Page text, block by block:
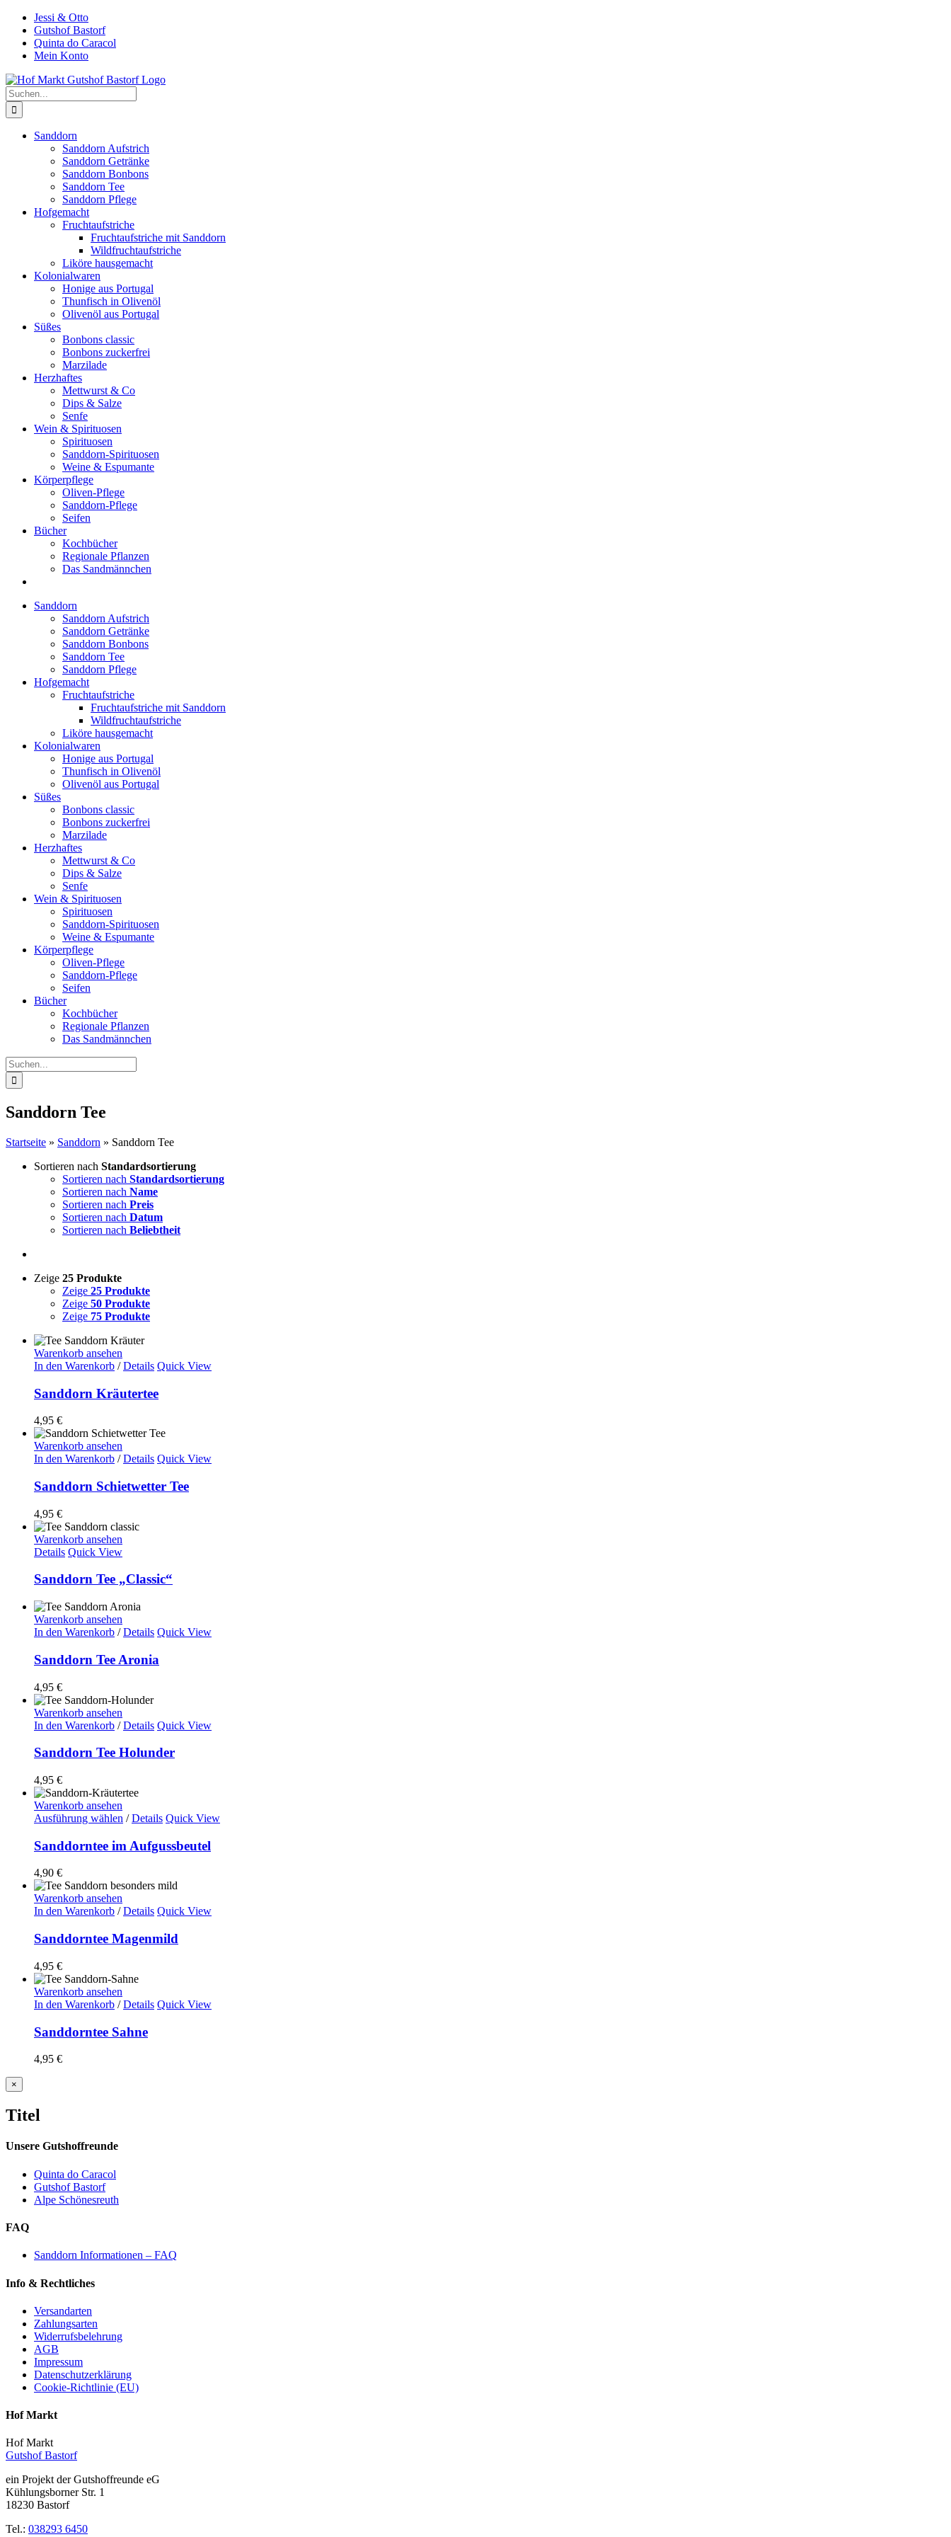
Zum
Inhalt
springen
Jessi & Otto
Gutshof Bastorf
Quinta do Caracol
Mein Konto
Suche
nach:
Sanddorn
Sanddorn Aufstrich
Sanddorn Getränke
Sanddorn Bonbons
Sanddorn Tee
Sanddorn Pflege
Hofgemacht
Fruchtaufstriche
Fruchtaufstriche mit Sanddorn
Wildfruchtaufstriche
Liköre hausgemacht
Kolonialwaren
Honige aus Portugal
Thunfisch in Olivenöl
Olivenöl aus Portugal
Süßes
Bonbons classic
Bonbons zuckerfrei
Marzilade
Herzhaftes
Mettwurst & Co
Dips & Salze
Senfe
Wein & Spirituosen
Spirituosen
Sanddorn-Spirituosen
Weine & Espumante
Körperpflege
Oliven-Pflege
Sanddorn-Pflege
Seifen
Bücher
Kochbücher
Regionale Pflanzen
Das Sandmännchen
Sanddorn
Sanddorn Aufstrich
Sanddorn Getränke
Sanddorn Bonbons
Sanddorn Tee
Sanddorn Pflege
Hofgemacht
Fruchtaufstriche
Fruchtaufstriche mit Sanddorn
Wildfruchtaufstriche
Liköre hausgemacht
Kolonialwaren
Honige aus Portugal
Thunfisch in Olivenöl
Olivenöl aus Portugal
Süßes
Bonbons classic
Bonbons zuckerfrei
Marzilade
Herzhaftes
Mettwurst & Co
Dips & Salze
Senfe
Wein & Spirituosen
Spirituosen
Sanddorn-Spirituosen
Weine & Espumante
Körperpflege
Oliven-Pflege
Sanddorn-Pflege
Seifen
Bücher
Kochbücher
Regionale Pflanzen
Das Sandmännchen
Suche
nach:
Sanddorn Tee
Startseite » Sanddorn » Sanddorn Tee
Sortieren nach Standardsortierung
Sortieren nach Standardsortierung
Sortieren nach Name
Sortieren nach Preis
Sortieren nach Datum
Sortieren nach Beliebtheit
Zeige 25 Produkte
Zeige 25 Produkte
Zeige 50 Produkte
Zeige 75 Produkte
Warenkorb ansehen
In den Warenkorb / Details Quick View
Sanddorn Kräutertee
4,95 €
Warenkorb ansehen
In den Warenkorb / Details Quick View
Sanddorn Schietwetter Tee
4,95 €
Warenkorb ansehen
Details Quick View
Sanddorn Tee „Classic“
Warenkorb ansehen
In den Warenkorb / Details Quick View
Sanddorn Tee Aronia
4,95 €
Warenkorb ansehen
In den Warenkorb / Details Quick View
Sanddorn Tee Holunder
4,95 €
Warenkorb ansehen
Ausführung wählen / Details Quick View
Sanddorntee im Aufgussbeutel
4,90 €
Warenkorb ansehen
In den Warenkorb / Details Quick View
Sanddorntee Magenmild
4,95 €
Warenkorb ansehen
In den Warenkorb / Details Quick View
Sanddorntee Sahne
4,95 €
Close
product
view
×
Titel
Unsere Gutshoffreunde
Quinta do Caracol
Gutshof Bastorf
Alpe Schönesreuth
FAQ
Sanddorn Informationen – FAQ
Info & Rechtliches
Versandarten
Zahlungsarten
Widerrufsbelehrung
AGB
Impressum
Datenschutzerklärung
Cookie-Richtlinie (EU)
Hof Markt
Hof Markt
Gutshof Bastorf
ein Projekt der Gutshoffreunde eG
Kühlungsborner Str. 1
18230 Bastorf
Tel.: 038293 6450